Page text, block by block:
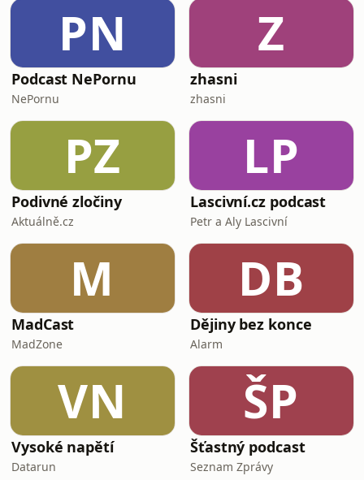
PN
Podcast NePornu
NePornu
Z
zhasni
zhasni
PZ
Podivné zločiny
Aktuálně.cz
LP
Lascivní.cz podcast
Petr a Aly Lascivní
M
MadCast
MadZone
DB
Dějiny bez konce
Alarm
VN
Vysoké napětí
Datarun
ŠP
Šťastný podcast
Seznam Zprávy